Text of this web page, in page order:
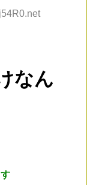
なん